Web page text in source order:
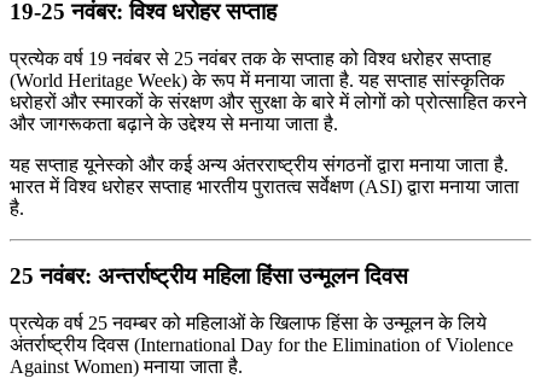
19-25 नवंबर: विश्व धरोहर सप्ताह
प्रत्येक वर्ष 19 नवंबर से 25 नवंबर तक के सप्ताह को विश्व धरोहर सप्ताह
(World Heritage Week) के रूप में मनाया जाता है. यह सप्ताह सांस्कृतिक
धरोहरों और स्मारकों के संरक्षण और सुरक्षा के बारे में लोगों को प्रोत्साहित करने
और जागरूकता बढ़ाने के उद्देश्य से मनाया जाता है.
यह सप्ताह यूनेस्को और कई अन्य अंतरराष्ट्रीय संगठनों द्वारा मनाया जाता है.
भारत में विश्व धरोहर सप्ताह भारतीय पुरातत्व सर्वेक्षण (ASI) द्वारा मनाया जाता
है.
25 नवंबर: अन्तर्राष्ट्रीय महिला हिंसा उन्मूलन दिवस
प्रत्येक वर्ष 25 नवम्बर को महिलाओं के खिलाफ हिंसा के उन्मूलन के लिये
अंतर्राष्ट्रीय दिवस (International Day for the Elimination of Violence
Against Women) मनाया जाता है.